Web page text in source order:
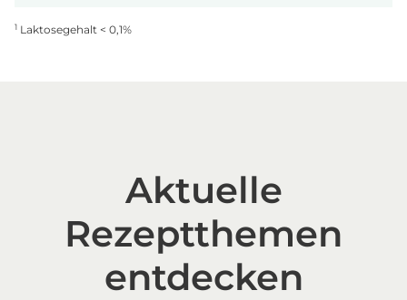
1 Laktosegehalt < 0,1%
Aktuelle
Rezeptthemen
entdecken